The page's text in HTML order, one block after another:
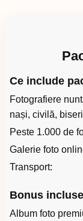
Ce include
Fotografiere
nași, civilă,
Peste 1.000 de
Galerie foto
Transport:
Bonus
Album foto